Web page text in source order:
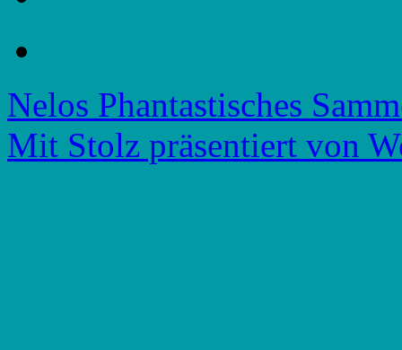
Nelos Phantastisches
Mit Stolz präsentiert von